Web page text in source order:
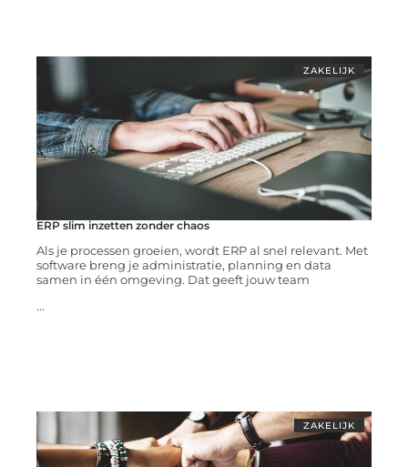
ZAKELIJK
ERP slim inzetten zonder chaos
Als je processen groeien, wordt ERP al snel relevant. Met
software breng je administratie, planning en data
samen in één omgeving. Dat geeft jouw team
...
ZAKELIJK